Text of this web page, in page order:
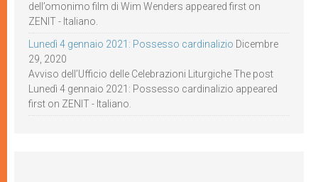
dell’omonimo film di Wim Wenders appeared first on
ZENIT - Italiano.
Lunedì 4 gennaio 2021: Possesso cardinalizio Dicembre
29, 2020
Avviso dell’Ufficio delle Celebrazioni Liturgiche The post
Lunedì 4 gennaio 2021: Possesso cardinalizio appeared
first on ZENIT - Italiano.